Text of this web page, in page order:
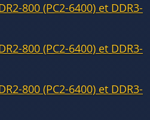
800 (PC2-6400) et DDR3-
800 (PC2-6400) et DDR3-
800 (PC2-6400) et DDR3-